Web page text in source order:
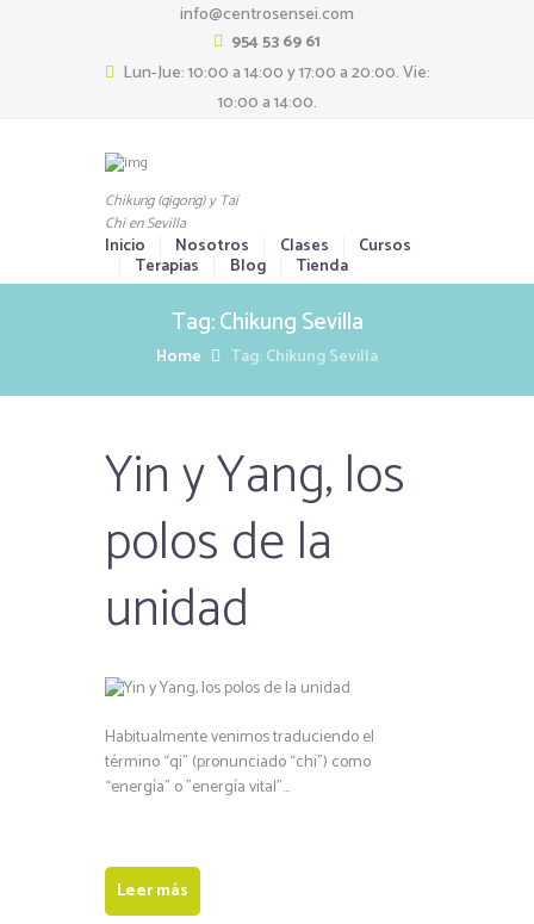
info@centrosensei.com
954 53 69 61
Lun-Jue: 10:00 a 14:00 y 17:00 a 20:00. Vie:
10:00 a 14:00.
Chikung (qigong) y Tai
Chi en Sevilla
Inicio Nosotros Clases Cursos
Terapias Blog Tienda
Tag: Chikung Sevilla
Home Tag: Chikung Sevilla
Yin y Yang, los
polos de la
unidad
Habitualmente venimos traduciendo el
término “qi” (pronunciado “chi”) como
“energía” o ”energía vital”…
Leer más